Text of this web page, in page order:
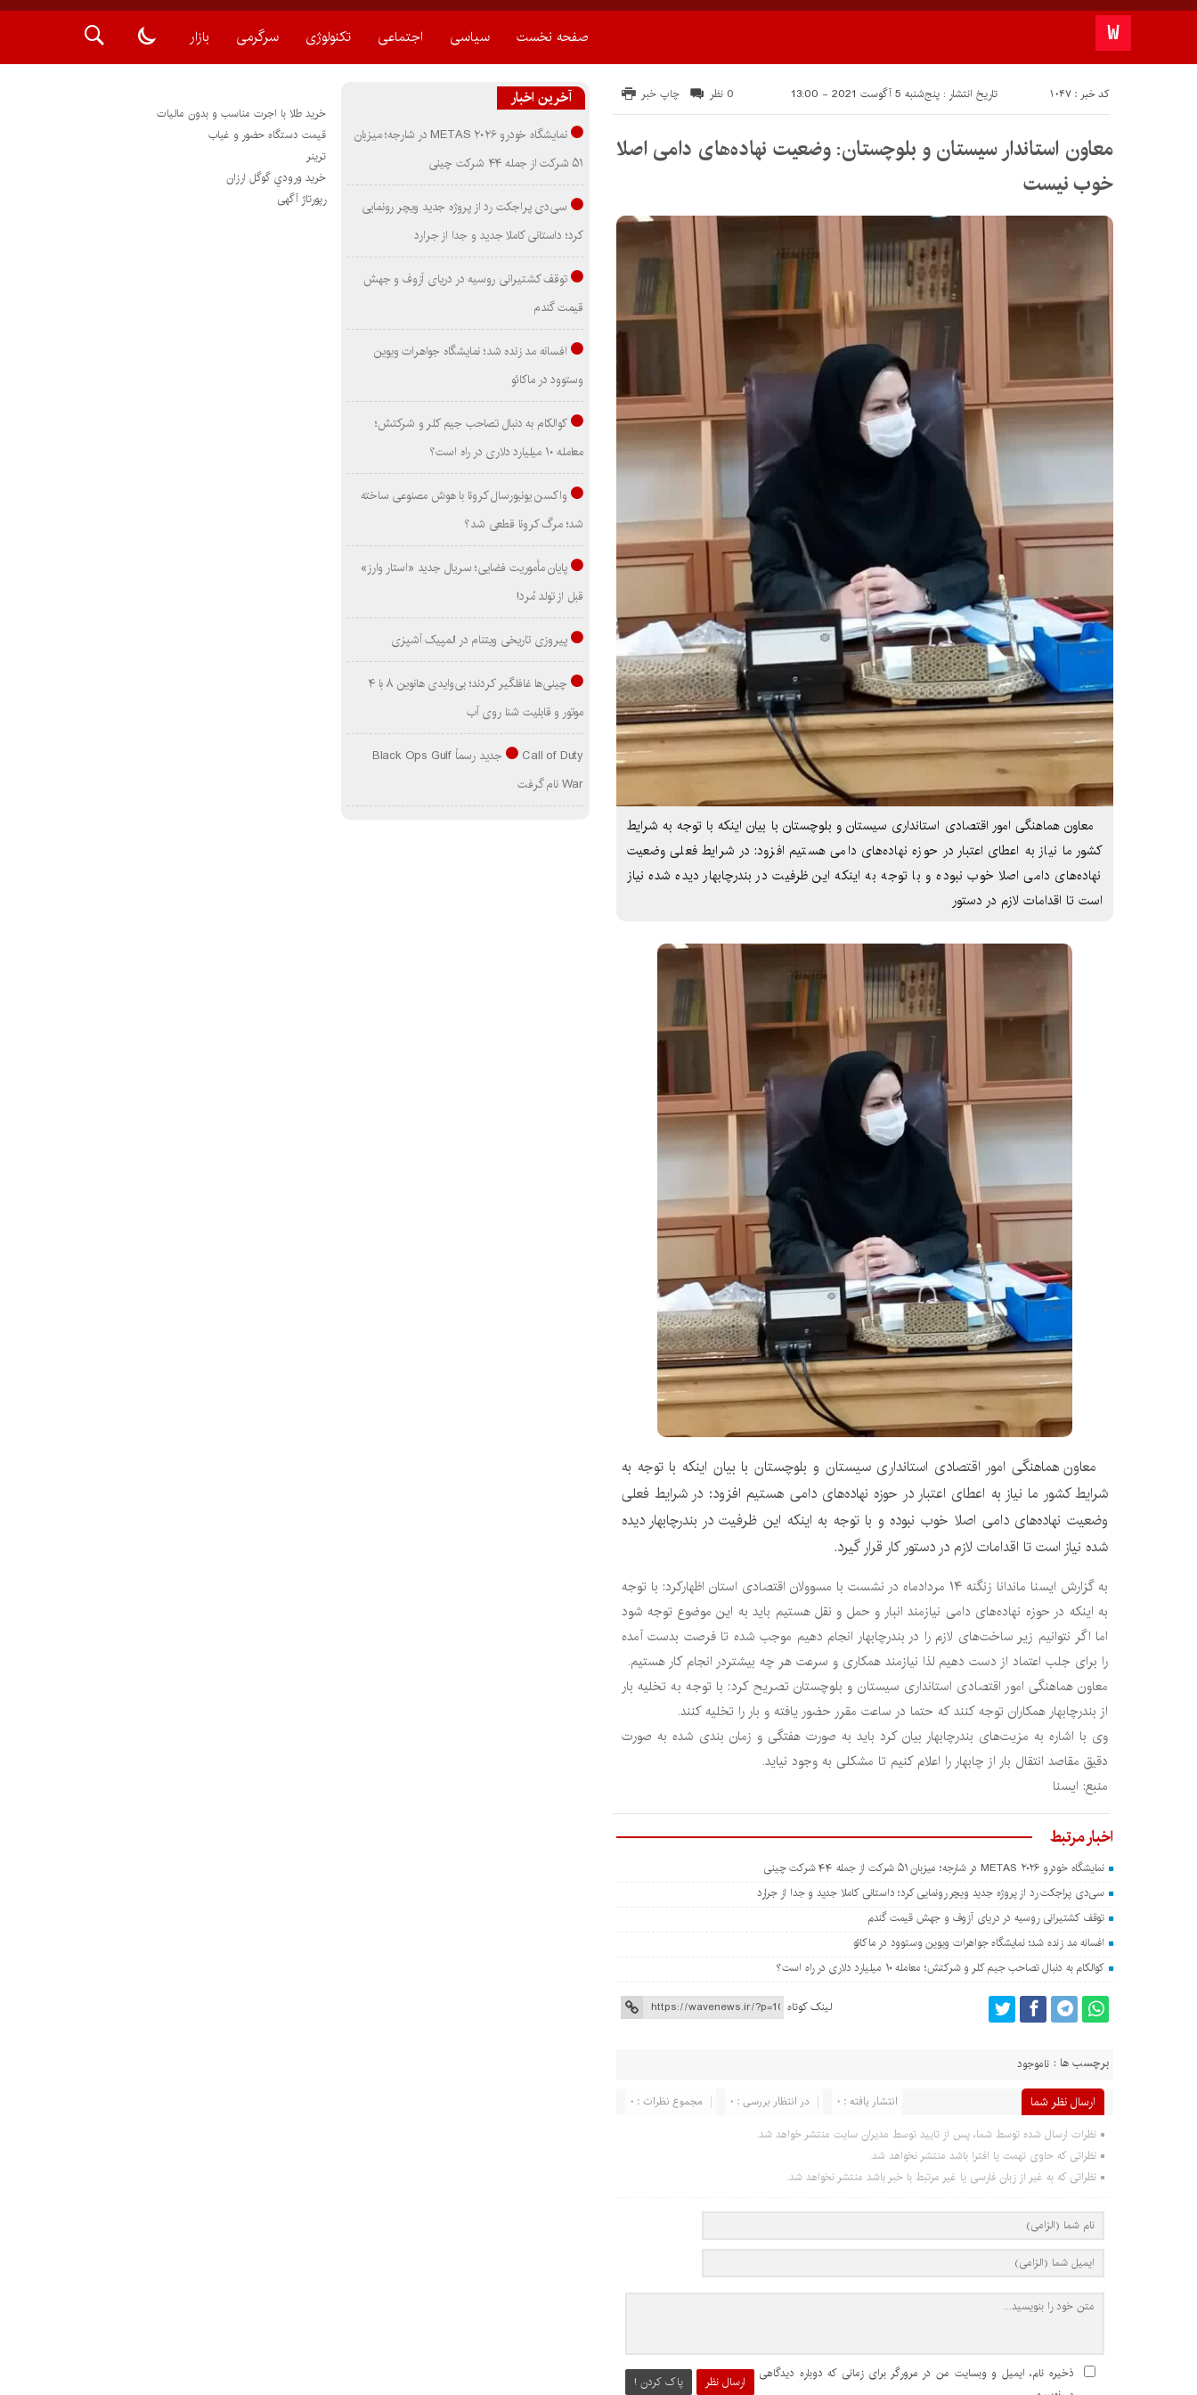
صفحه نخست سیاسی اجتماعی تکنولوژی سرگرمی بازار
تاریخ انتشار : پنج‌شنبه 5 آگوست 2021 - 13:00 کد خبر : 1047 چاپ خبر 0 نظر
معاون استاندار سیستان و بلوچستان: وضعیت نهاده‌های دامی اصلا
خوب نیست
معاون هماهنگی امور اقتصادی استانداری سیستان و بلوچستان با بیان اینکه با توجه به شرایط
کشور ما نیاز به اعطای اعتبار در حوزه نهاده‌های دامی هستیم افزود: در شرایط فعلی وضعیت
نهاده‌های دامی اصلا خوب نبوده و با توجه به اینکه این ظرفیت در بندرچابهار دیده شده نیاز
است تا اقدامات لازم در دستور
معاون هماهنگی امور اقتصادی استانداری سیستان و بلوچستان با بیان اینکه با توجه به
شرایط کشور ما نیاز به اعطای اعتبار در حوزه نهاده‌های دامی هستیم افزود: در شرایط فعلی
وضعیت نهاده‌های دامی اصلا خوب نبوده و با توجه به اینکه این ظرفیت در بندرچابهار دیده
شده نیاز است تا اقدامات لازم در دستور کار قرار گیرد.
به گزارش ایسنا ماندانا زنگنه ۱۴ مردادماه در نشست با مسوولان اقتصادی استان اظهارکرد: با توجه
به اینکه در حوزه نهاده‌های دامی نیازمند انبار و حمل و نقل هستیم باید به این موضوع توجه شود
اما اگر نتوانیم زیر ساخت‌های لازم را در بندرچابهار انجام دهیم موجب شده تا فرصت بدست آمده
را برای جلب اعتماد از دست دهیم لذا نیازمند همکاری و سرعت هر چه بیشتردر انجام کار هستیم.
معاون هماهنگی امور اقتصادی استانداری سیستان و بلوچستان تصریح کرد: با توجه به تخلیه بار
از بندرچابهار همکاران توجه کنند که حتما در ساعت مقرر حضور یافته و بار را تخلیه کنند.
وی با اشاره به مزیت‌های بندرچابهار بیان کرد باید به صورت هفتگی و زمان بندی شده به صورت
دقیق مقاصد انتقال بار از چابهار را اعلام کنیم تا مشکلی به وجود نیاید.
منبع: ايسنا
اخبار مرتبط
نمایشگاه خودرو METAS ۲۰۲۶ در شارجه؛ میزبان ۵۱ شرکت از جمله ۴۴ شرکت چینی
سی‌دی پراجکت رد از پروژه جدید ویچر رونمایی کرد؛ داستانی کاملا جدید و جدا از جرارد
توقف کشتیرانی روسیه در دریای آزوف و جهش قیمت گندم
افسانه مد زنده شد؛ نمایشگاه جواهرات ویوین وستوود در ماکائو
کوالکام به دنبال تصاحب جیم کلر و شرکتش؛ معامله ۱۰ میلیارد دلاری در راه است؟
لینک کوتاه
برچسب ها : ناموجود
ارسال نظر شما مجموع نظرات : 0 در انتظار بررسی : 0 انتشار یافته : 0
نظرات ارسال شده توسط شما، پس از تایید توسط مدیران سایت منتشر خواهد شد.
نظراتی که حاوی تهمت یا افترا باشد منتشر نخواهد شد.
نظراتی که به غیر از زبان فارسی یا غیر مرتبط با خبر باشد منتشر نخواهد شد.
ارسال نظر پاک کردن !
ذخیره نام، ایمیل و وبسایت من در مرورگر برای زمانی که دوباره دیدگاهی
آخرین اخبار
نمایشگاه خودرو METAS ۲۰۲۶ در شارجه؛ میزبان
۵۱ شرکت از جمله ۴۴ شرکت چینی
سی‌دی پراجکت رد از پروژه جدید ویچر رونمایی
کرد؛ داستانی کاملا جدید و جدا از جرارد
توقف کشتیرانی روسیه در دریای آزوف و جهش
قیمت گندم
افسانه مد زنده شد؛ نمایشگاه جواهرات ویوین
وستوود در ماکائو
کوالکام به دنبال تصاحب جیم کلر و شرکتش؛
معامله ۱۰ میلیارد دلاری در راه است؟
واکسن یونیورسال کرونا با هوش مصنوعی ساخته
شد؛ مرگ کرونا قطعی شد؟
پایان مأموریت فضایی؛ سریال جدید «استار وارز»
قبل از تولد مُرد!
پیروزی تاریخی ویتنام در المپیک آشپزی
چینی‌ها غافلگیر کردند؛ بی‌وایدی هانوین ۸ با ۴
موتور و قابلیت شنا روی آب
Call of Duty جدید رسماً Black Ops Gulf
War نام گرفت
خرید طلا با اجرت مناسب و بدون مالیات
قیمت دستگاه حضور و غیاب
ترينر
خريد ورودي گوگل ارزان
رپورتاژ آگهی